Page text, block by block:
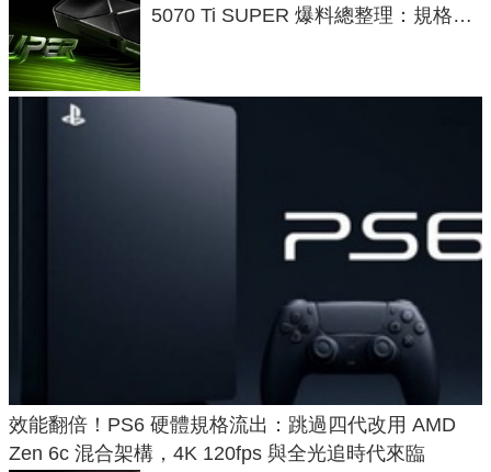
5070 Ti SUPER 爆料總整理：規格、
效能翻倍！PS6 硬體規格流出：跳過四代改用 AMD
Zen 6c 混合架構，4K 120fps 與全光追時代來臨